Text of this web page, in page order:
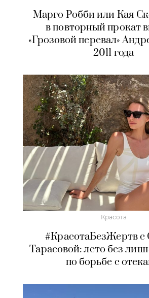
Марго Робби или Кая
в повторный прокат
«Грозовой перевал»
2011 года
Красота
#КрасотаБезЖертв с
Тарасовой: лето без
по борьбе с